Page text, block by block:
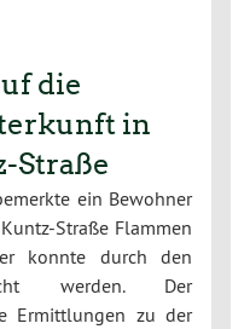
die
in
Straße
ein Bewohner
Straße Flammen
konnte durch den
werden. Der
Ermittlungen zu der